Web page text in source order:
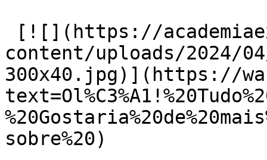
content/uploads/2024/
300x40.jpg)](https://
sobre%20)